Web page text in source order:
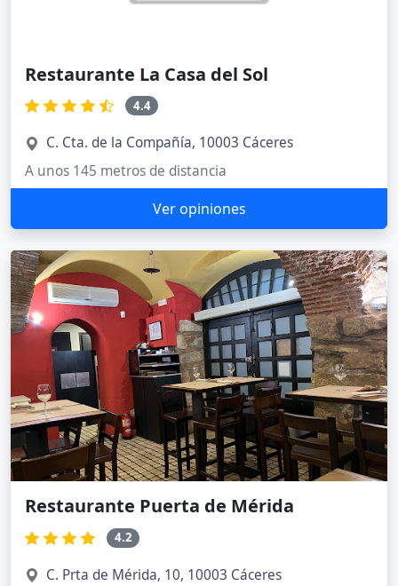
Restaurante La Casa del Sol
4.4
C. Cta. de la Compañía, 10003 Cáceres
A unos 145 metros de distancia
Ver opiniones
Restaurante Puerta de Mérida
4.2
C. Prta de Mérida, 10, 10003 Cáceres